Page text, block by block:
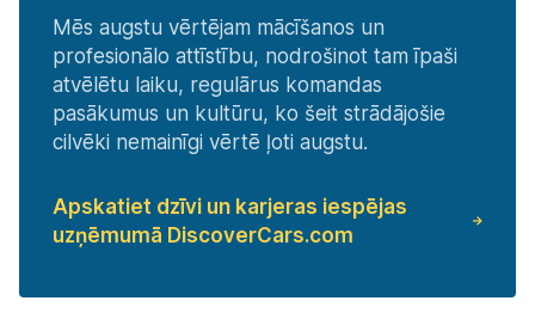
Mēs augstu vērtējam mācīšanos un
profesionālo attīstību, nodrošinot tam īpaši
atvēlētu laiku, regulārus komandas
pasākumus un kultūru, ko šeit strādājošie
cilvēki nemainīgi vērtē ļoti augstu.
Apskatiet dzīvi un karjeras iespējas
uzņēmumā DiscoverCars.com